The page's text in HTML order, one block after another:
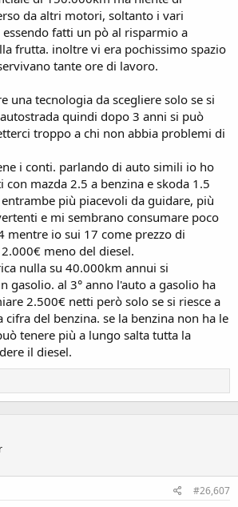
da altri motori, soltanto i vari
fatti un pò al risparmio a
frutta. inoltre vi era pochissimo spazio
tante ore di lavoro.
una tecnologia da scegliere solo se si
quindi dopo 3 anni si può
troppo a chi non abbia problemi di
i conti. parlando di auto simili io ho
mazda 2.5 a benzina e skoda 1.5
più piacevoli da guidare, più
e mi sembrano consumare poco
mentre io sui 17 come prezzo di
meno del diesel.
nulla su 40.000km annui si
gasolio. al 3° anno l'auto a gasolio ha
2.500€ netti però solo se si riesce a
cifra del benzina. se la benzina non ha le
tenere più a lungo salta tutta la
il diesel.
#26,607